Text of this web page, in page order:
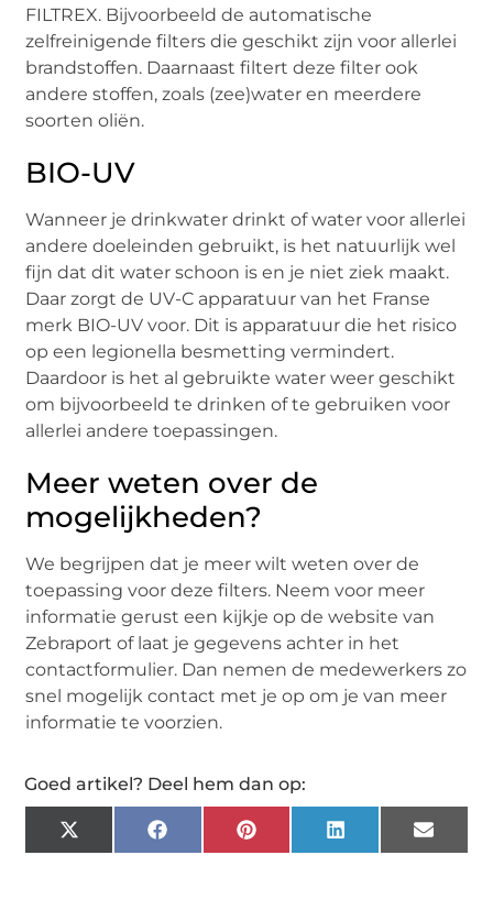
FILTREX. Bijvoorbeeld de automatische
zelfreinigende filters die geschikt zijn voor allerlei
brandstoffen. Daarnaast filtert deze filter ook
andere stoffen, zoals (zee)water en meerdere
soorten oliën.
BIO-UV
Wanneer je drinkwater drinkt of water voor allerlei
andere doeleinden gebruikt, is het natuurlijk wel
fijn dat dit water schoon is en je niet ziek maakt.
Daar zorgt de UV-C apparatuur van het Franse
merk BIO-UV voor. Dit is apparatuur die het risico
op een legionella besmetting vermindert.
Daardoor is het al gebruikte water weer geschikt
om bijvoorbeeld te drinken of te gebruiken voor
allerlei andere toepassingen.
Meer weten over de
mogelijkheden?
We begrijpen dat je meer wilt weten over de
toepassing voor deze filters. Neem voor meer
informatie gerust een kijkje op de website van
Zebraport of laat je gegevens achter in het
contactformulier. Dan nemen de medewerkers zo
snel mogelijk contact met je op om je van meer
informatie te voorzien.
Goed artikel? Deel hem dan op:
X
(Twitter)
Facebook Pinterest LinkedIn Email